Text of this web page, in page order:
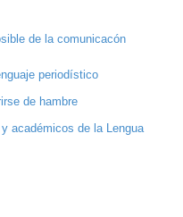
de la comunicacón
periodístico
de hambre
académicos de la Lengua